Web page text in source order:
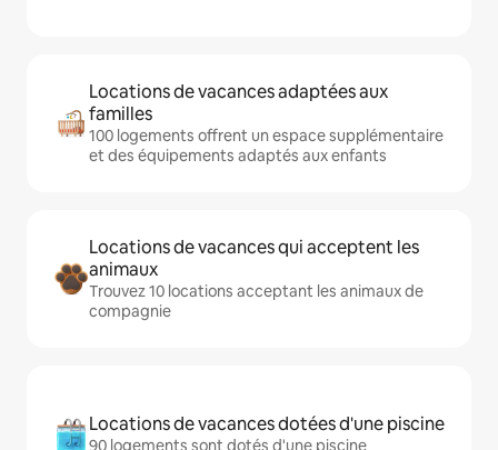
Locations de vacances adaptées aux
familles
100 logements offrent un espace supplémentaire
et des équipements adaptés aux enfants
Locations de vacances qui acceptent les
animaux
Trouvez 10 locations acceptant les animaux de
compagnie
Locations de vacances dotées d'une piscine
90 logements sont dotés d'une piscine